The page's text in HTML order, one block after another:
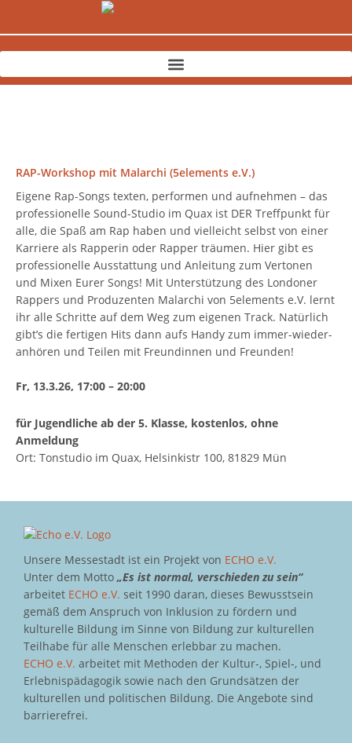
RAP-Workshop mit Malarchi (5elements e.V.)
Eigene Rap-Songs texten, performen und aufnehmen – das
professionelle Sound-Studio im Quax ist DER Treffpunkt für
alle, die Spaß am Rap haben und vielleicht selbst von einer
Karriere als Rapperin oder Rapper träumen. Hier gibt es
professionelle Ausstattung und Anleitung zum Vertonen
und Mixen Eurer Songs! Mit Unterstützung des Londoner
Rappers und Produzenten Malarchi von 5elements e.V. lernt
ihr alle Schritte auf dem Weg zum eigenen Track. Natürlich
gibt’s die fertigen Hits dann aufs Handy zum immer-wieder-
anhören und Teilen mit Freundinnen und Freunden!
Fr, 13.3.26, 17:00 – 20:00
für Jugendliche ab der 5. Klasse, kostenlos, ohne
Anmeldung
Ort: Tonstudio im Quax, Helsinkistr 100, 81829 Mün
Unsere Messestadt ist ein Projekt von ECHO e.V.
Unter dem Motto „Es ist normal, verschieden zu sein“
arbeitet ECHO e.V. seit 1990 daran, dieses Bewusstsein
gemäß dem Anspruch von Inklusion zu fördern und
kulturelle Bildung im Sinne von Bildung zur kulturellen
Teilhabe für alle Menschen erlebbar zu machen.
ECHO e.V. arbeitet mit Methoden der Kultur-, Spiel-, und
Erlebnispädagogik sowie nach den Grundsätzen der
kulturellen und politischen Bildung. Die Angebote sind
barrierefrei.